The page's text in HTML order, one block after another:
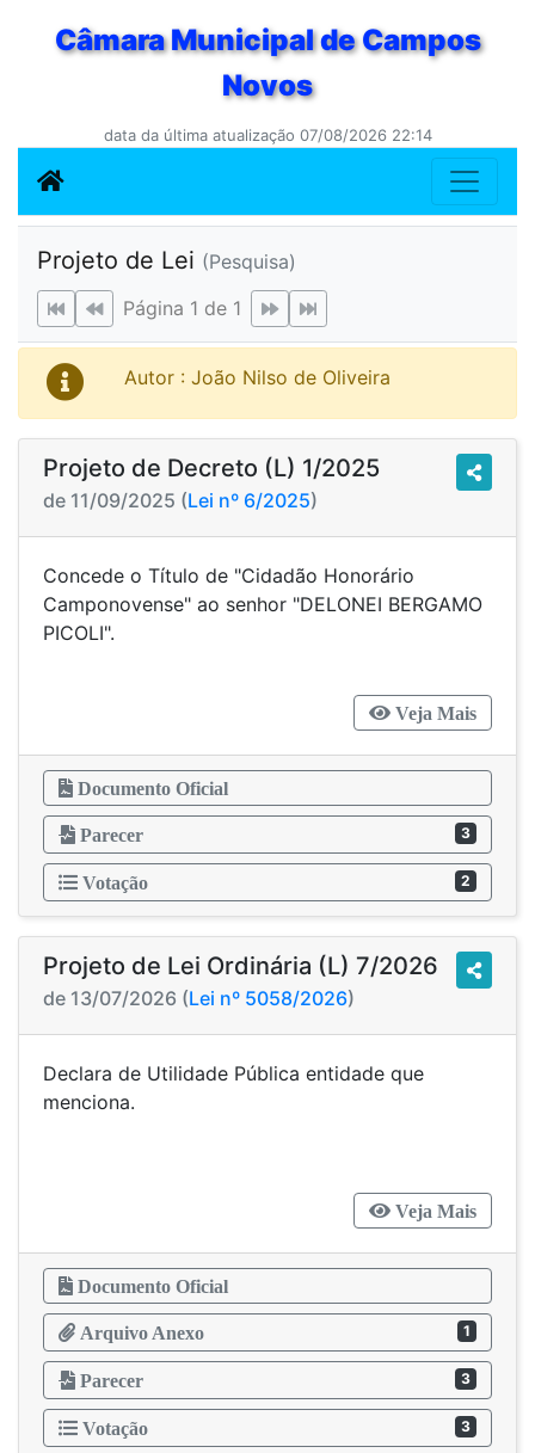
Câmara Municipal de Campos
Novos
data da última atualização 07/08/2026 22:14
Projeto de Lei (Pesquisa)
Página 1 de 1
Autor : João Nilso de Oliveira
Projeto de Decreto (L) 1/2025
de 11/09/2025 (Lei nº 6/2025)
Concede o Título de "Cidadão Honorário
Camponovense" ao senhor "DELONEI BERGAMO
PICOLI".
Veja Mais
Documento Oficial
Parecer 3
Votação 2
Projeto de Lei Ordinária (L) 7/2026
de 13/07/2026 (Lei nº 5058/2026)
Declara de Utilidade Pública entidade que
menciona.
Veja Mais
Documento Oficial
Arquivo Anexo 1
Parecer 3
Votação 3